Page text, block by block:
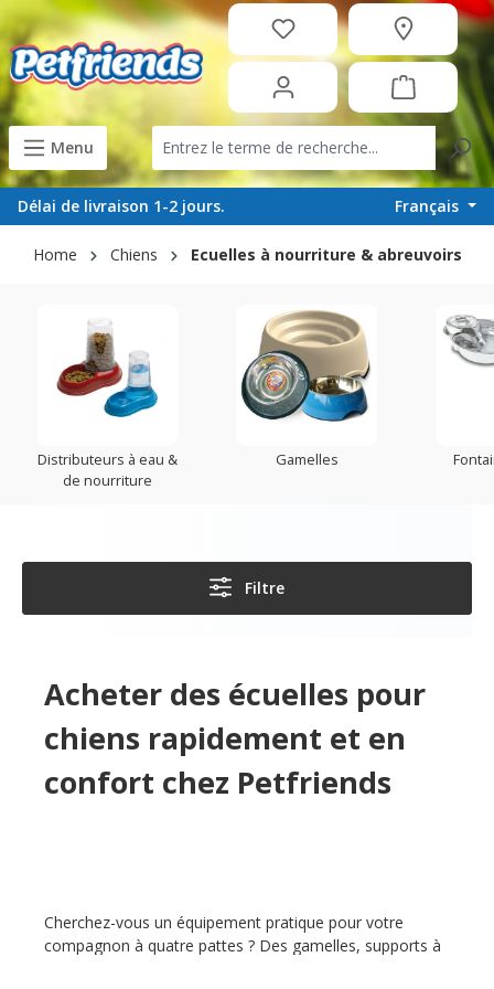
principal
Menu
Délai de livraison 1-2 jours. Français
Home Chiens Ecuelles à nourriture & abreuvoirs
Distributeurs à eau &
de nourriture
Gamelles
Filtre
Acheter des écuelles pour
chiens rapidement et en
confort chez Petfriends
Cherchez-vous un équipement pratique pour votre
compagnon à quatre pattes ? Des gamelles, supports à